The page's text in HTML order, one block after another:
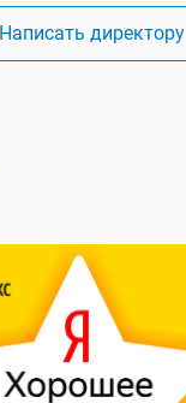
Написать директору